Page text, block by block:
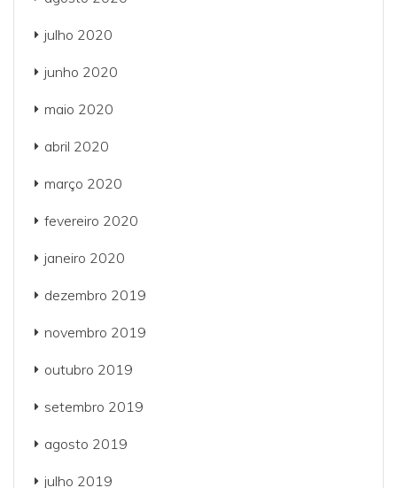
julho 2020
junho 2020
maio 2020
abril 2020
março 2020
fevereiro 2020
janeiro 2020
dezembro 2019
novembro 2019
outubro 2019
setembro 2019
agosto 2019
julho 2019